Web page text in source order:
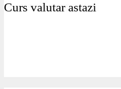
Curs valutar astazi